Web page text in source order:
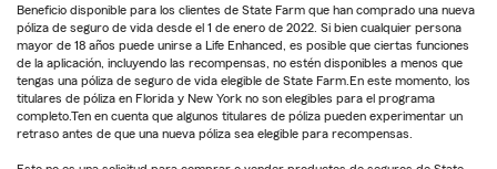
Beneficio disponible para los clientes de State Farm que han comprado una nueva
póliza de seguro de vida desde el 1 de enero de 2022. Si bien cualquier persona
mayor de 18 años puede unirse a Life Enhanced, es posible que ciertas funciones
de la aplicación, incluyendo las recompensas, no estén disponibles a menos que
tengas una póliza de seguro de vida elegible de State Farm.En este momento, los
titulares de póliza en Florida y New York no son elegibles para el programa
completo.Ten en cuenta que algunos titulares de póliza pueden experimentar un
retraso antes de que una nueva póliza sea elegible para recompensas.